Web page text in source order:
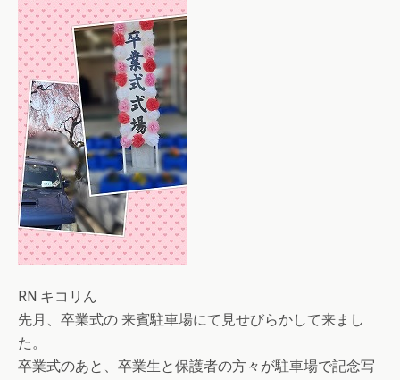
RN キコリん
先月、卒業式の 来賓駐車場にて見せびらかして来まし
た。
卒業式のあと、卒業生と保護者の方々が駐車場で記念写